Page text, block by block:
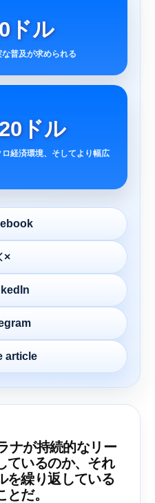
ドル
普及が求められる
ドル
経済環境、そしてより幅広
×
article
ナが持続的なリー
ているのか、それ
を繰り返している
だ。